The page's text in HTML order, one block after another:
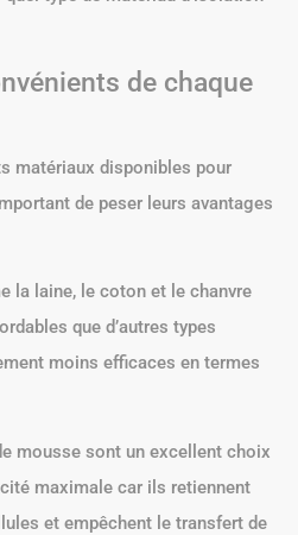
de chaque
matériaux disponibles pour
de peser leurs avantages
la laine, le coton et le chanvre
que d’autres types
moins efficaces en termes
mousse sont un excellent choix
maximale car ils retiennent
et empêchent le transfert de